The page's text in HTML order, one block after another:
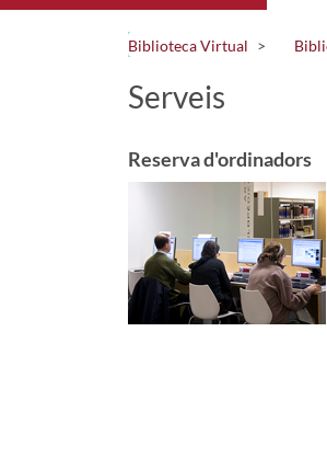
Biblioteca Virtual
Serveis
Reserva d'ordinadors